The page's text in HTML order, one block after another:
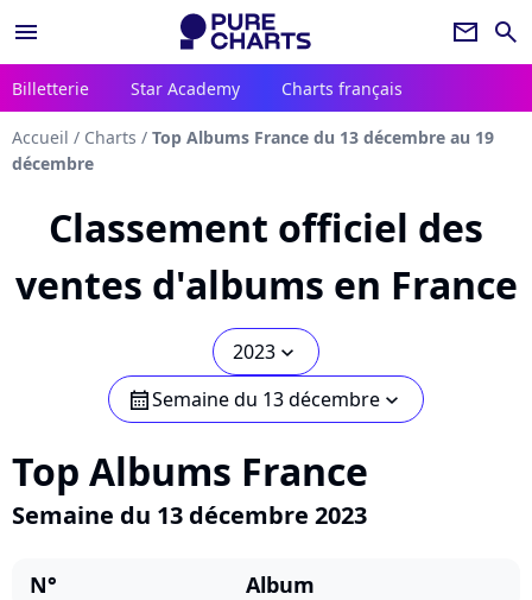
menu newsletter search
Billetterie Star Academy Charts français
Accueil / Charts / Top Albums France du 13 décembre au 19
décembre
Classement officiel des
ventes d'albums en France
2023 chevron_bot
calendarSemaine du 13 décembre chevron_bot
Top Albums France
Semaine du 13 décembre 2023
N° Album